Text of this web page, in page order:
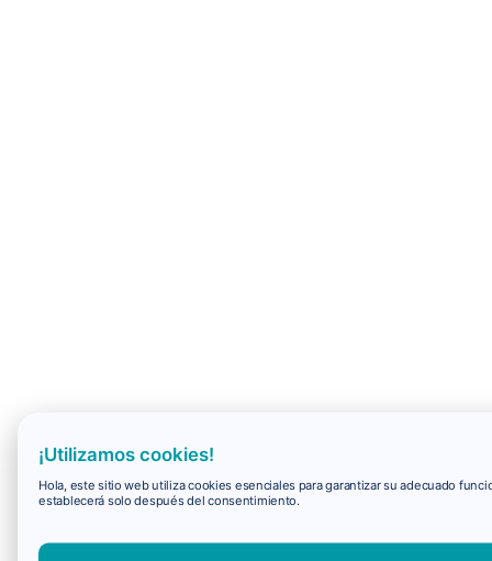
¡Utilizamos cookies!
Hola, este sitio web utiliza cookies esenciales para garantizar su adecuado
establecerá solo después del consentimiento.